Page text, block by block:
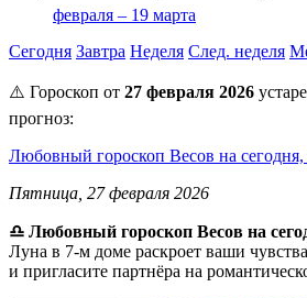
февраля – 19 марта
Сегодня Завтра Неделя След. неделя
⚠️ Гороскоп от 27 февраля 2026
прогноз:
Любовный гороскоп Весов на сегодня,
Пятница, 27 февраля 2026
♎ Любовный гороскоп Весов на
Луна в 7-м доме раскроет ваши
и пригласите партнёра на